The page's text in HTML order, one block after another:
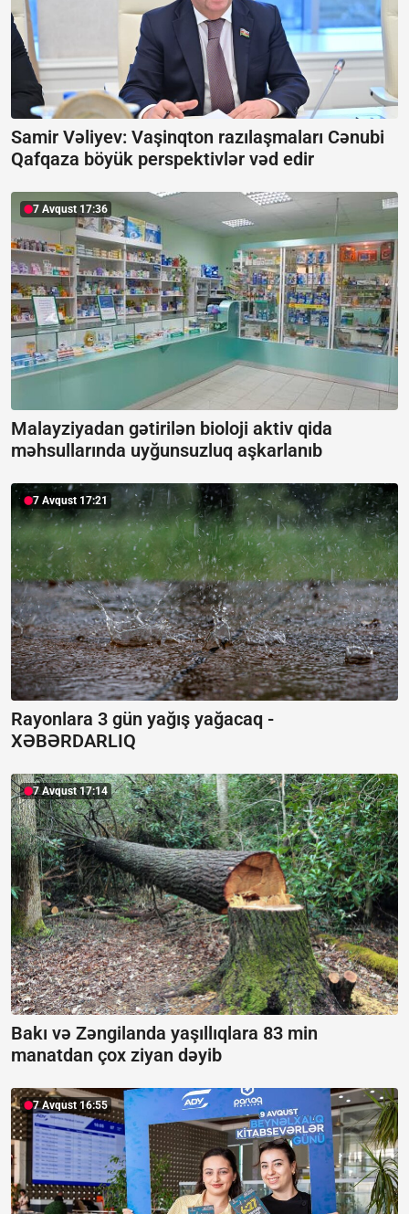
Samir Vəliyev: Vaşinqton razılaşmaları Cənubi
Qafqaza böyük perspektivlər vəd edir
7 Avqust 17:36
Malayziyadan gətirilən bioloji aktiv qida
məhsullarında uyğunsuzluq aşkarlanıb
7 Avqust 17:21
Rayonlara 3 gün yağış yağacaq -
XƏBƏRDARLIQ
7 Avqust 17:14
Bakı və Zəngilanda yaşıllıqlara 83 min
manatdan çox ziyan dəyib
7 Avqust 16:55